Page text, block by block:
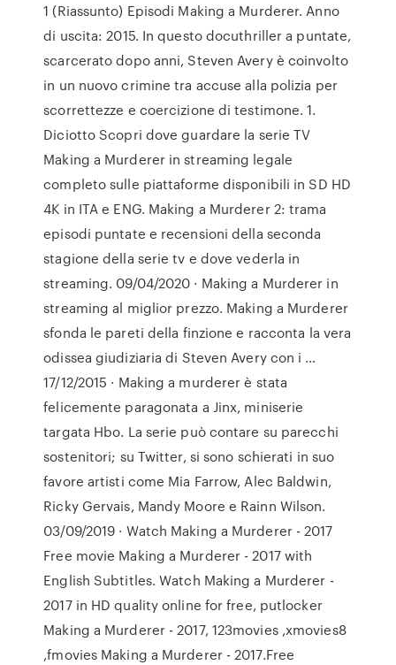
1 (Riassunto) Episodi Making a Murderer. Anno
di uscita: 2015. In questo docuthriller a puntate,
scarcerato dopo anni, Steven Avery è coinvolto
in un nuovo crimine tra accuse alla polizia per
scorrettezze e coercizione di testimone. 1.
Diciotto Scopri dove guardare la serie TV
Making a Murderer in streaming legale
completo sulle piattaforme disponibili in SD HD
4K in ITA e ENG. Making a Murderer 2: trama
episodi puntate e recensioni della seconda
stagione della serie tv e dove vederla in
streaming. 09/04/2020 · Making a Murderer in
streaming al miglior prezzo. Making a Murderer
sfonda le pareti della finzione e racconta la vera
odissea giudiziaria di Steven Avery con i …
17/12/2015 · Making a murderer è stata
felicemente paragonata a Jinx, miniserie
targata Hbo. La serie può contare su parecchi
sostenitori; su Twitter, si sono schierati in suo
favore artisti come Mia Farrow, Alec Baldwin,
Ricky Gervais, Mandy Moore e Rainn Wilson.
03/09/2019 · Watch Making a Murderer - 2017
Free movie Making a Murderer - 2017 with
English Subtitles. Watch Making a Murderer -
2017 in HD quality online for free, putlocker
Making a Murderer - 2017, 123movies ,xmovies8
,fmovies Making a Murderer - 2017.Free